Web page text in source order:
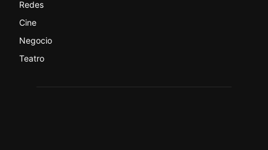
Redes
Cine
Negocio
Teatro